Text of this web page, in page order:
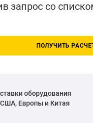
запрос со
ПОЛУЧИТЬ
оборудования
США, Европы и Китая